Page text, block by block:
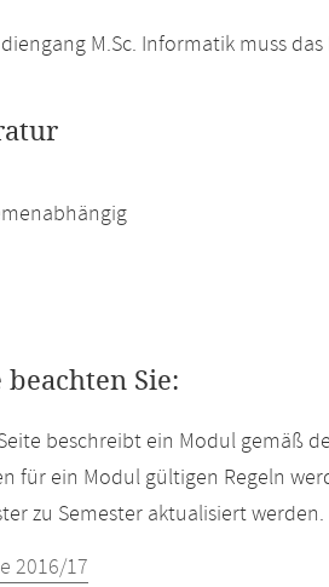
M.Sc. Informatik muss
beachten Sie:
beschreibt ein Modul gemäß
für ein Modul gültigen Regeln
zu Semester aktualisiert
2016/17